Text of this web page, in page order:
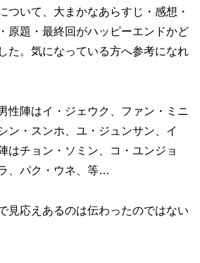
ついて、大まかなあらすじ・感想・
原題・最終回がハッピーエンドかど
た。気になっている方へ参考になれ
性陣はイ・ジェウク、ファン・ミニ
ン・スンホ、ユ・ジュンサン、イ
はチョン・ソミン、コ・ユンジョ
、パク・ウネ、等…
見応えあるのは伝わったのではない